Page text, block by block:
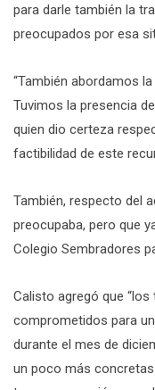
para darle también la
preocupados por esa
“También abordamos
Tuvimos la presencia
quien dio certeza
factibilidad de este
También, respecto del
preocupaba, pero que
Colegio Sembradores
Calisto agregó que
comprometidos para
durante el mes de
un poco más